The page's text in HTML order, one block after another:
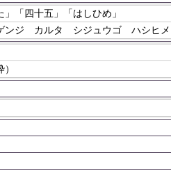
」「四十五」「はしひめ」
ンジ カルタ シジュウゴ ハシヒメ
）